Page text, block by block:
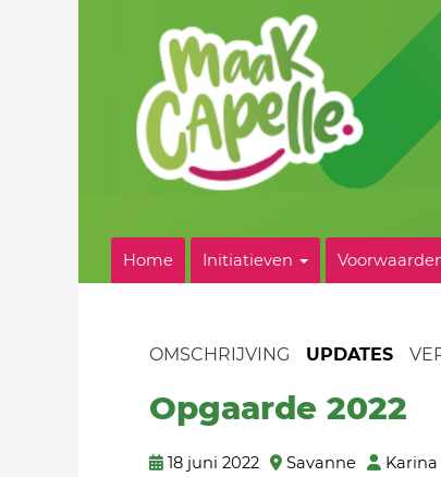
Home Initiatieven
OMSCHRIJVING UPDATES
Opgaarde 2022
18 juni 2022 Savanne